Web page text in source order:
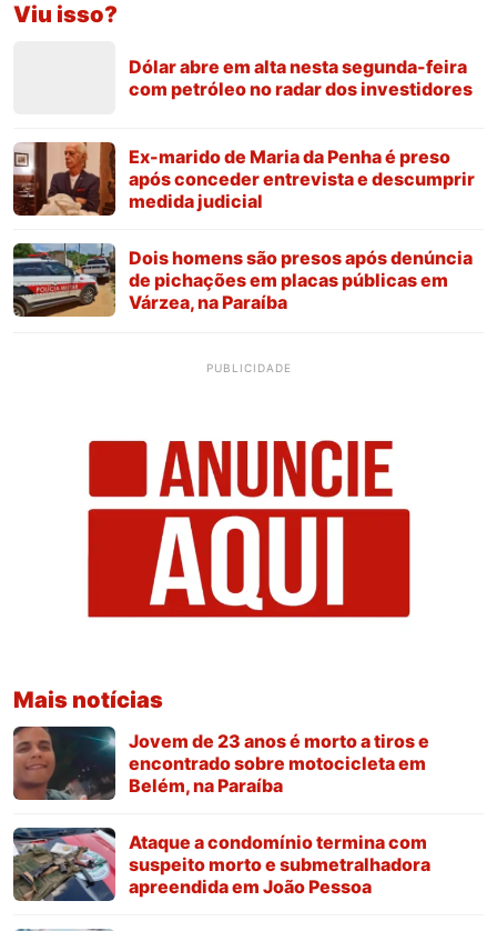
Viu isso?
Dólar abre em alta nesta segunda-feira
com petróleo no radar dos investidores
Ex-marido de Maria da Penha é preso
após conceder entrevista e descumprir
medida judicial
Dois homens são presos após denúncia
de pichações em placas públicas em
Várzea, na Paraíba
PUBLICIDADE
Mais notícias
Jovem de 23 anos é morto a tiros e
encontrado sobre motocicleta em
Belém, na Paraíba
Ataque a condomínio termina com
suspeito morto e submetralhadora
apreendida em João Pessoa